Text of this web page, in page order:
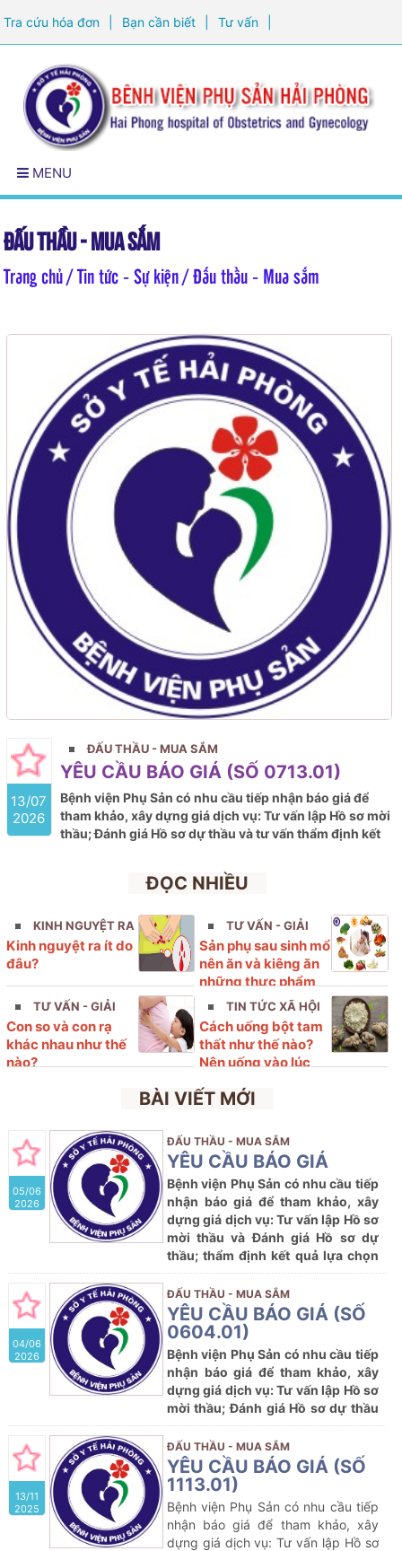
Tra cứu hóa đơn Bạn cần biết Tư vấn
Đăng ký khám sức khỏe
MENU
Đấu thầu - Mua sắm
Trang chủ/ Tin tức - Sự kiện / Đấu thầu - Mua sắm
13/07
2026
ĐẤU THẦU - MUA SẮM
YÊU CẦU BÁO GIÁ (SỐ 0713.01)
Bệnh viện Phụ Sản có nhu cầu tiếp nhận báo giá để
tham khảo, xây dựng giá dịch vụ: Tư vấn lập Hồ sơ mời
thầu; Đánh giá Hồ sơ dự thầu và tư vấn thẩm định kết
xin thuộc kế hoạch lựa chọn nhà thầu cung cấp thuốc
của Bệnh viện Phụ sản Hải Phòng năm 2026 (lần 9)
ĐỌC NHIỀU
KINH NGUYỆT RA
ÍT
Kinh nguyệt ra ít do
đâu?
TƯ VẤN - GIẢI
ĐÁP
Sản phụ sau sinh mổ
nên ăn và kiêng ăn
những thực phẩm
nào?
TƯ VẤN - GIẢI
ĐÁP
Con so và con rạ
khác nhau như thế
nào?
TIN TỨC XÃ HỘI
Cách uống bột tam
thất như thế nào?
Nên uống vào lúc
BÀI VIẾT MỚI
05/06
2026
ĐẤU THẦU - MUA SẮM
YÊU CẦU BÁO GIÁ
Bệnh viện Phụ Sản có nhu cầu tiếp
nhận báo giá để tham khảo, xây
dựng giá dịch vụ: Tư vấn lập Hồ sơ
mời thầu và Đánh giá Hồ sơ dự
thầu; thẩm định kết quả lựa chọn
nhà thầu tham gia gói thầu: Mua
sắm hóa chất, vật tư xét nghiệm
HPV của Bệnh viện Phụ sản Hải
Phòng năm 2026-2027
04/06
2026
ĐẤU THẦU - MUA SẮM
YÊU CẦU BÁO GIÁ (SỐ
0604.01)
Bệnh viện Phụ Sản có nhu cầu tiếp
nhận báo giá để tham khảo, xây
dựng giá dịch vụ: Tư vấn lập Hồ sơ
mời thầu; Đánh giá Hồ sơ dự thầu
và tư vấn thẩm định kết quả lựa
chọn nhà thầu tham gia gói thầu:
Mua sắm Vắc xin (gồm 03 lô)
thuộc kế hoạch lựa chọn nhà thầu
cung cấp thuốc của Bệnh viện Phụ
sản năm 2026 (lần 8)
13/11
2025
ĐẤU THẦU - MUA SẮM
YÊU CẦU BÁO GIÁ (SỐ
1113.01)
Bệnh viện Phụ Sản có nhu cầu tiếp
nhận báo giá để tham khảo, xây
dựng giá dịch vụ: Tư vấn lập Hồ sơ